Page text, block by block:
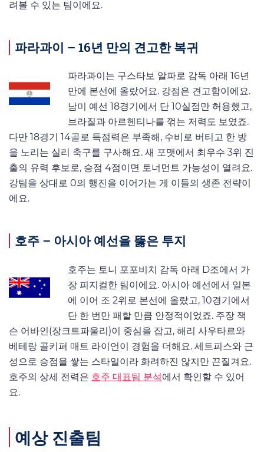
려볼 수 있는 팀이에요.
파라과이 – 16년 만의 견고한 복귀
파라과이는 구스타보 알파로 감독 아래 16년
만에 본선에 올랐어요. 강점은 견고함이에요.
남미 예선 18경기에서 단 10실점만 허용했고,
브라질과 아르헨티나를 꺾는 저력도 보였죠.
다만 18경기 14골로 득점력은 부족해, 수비로 버티고 한 방
을 노리는 실리 축구를 구사해요. 새 포맷에서 최우수 3위 진
출의 유력 후보로, 승점 4점이면 토너먼트 가능성이 열려요.
강팀을 상대로 0의 행진을 이어가는 게 이들의 생존 전략이
에요.
호주 – 아시아 예선을 뚫은 투지
호주는 토니 포포비치 감독 아래 D조에서 가
장 피지컬한 팀이에요. 아시아 예선에서 일본
에 이어 조 2위로 본선에 올랐고, 10경기에서
단 한 번만 패할 만큼 안정적이었죠. 주장 잭
슨 어바인(장크트파울리)이 중심을 잡고, 해리 사우타르와
베테랑 골키퍼 매트 라이언이 경험을 더해요. 세트피스와 근
성으로 승점을 쌓는 스타일이라 화려하진 않지만 끈질겨요.
호주의 상세 전력은 호주 대표팀 분석에서 확인할 수 있어
요.
예상 진출팀